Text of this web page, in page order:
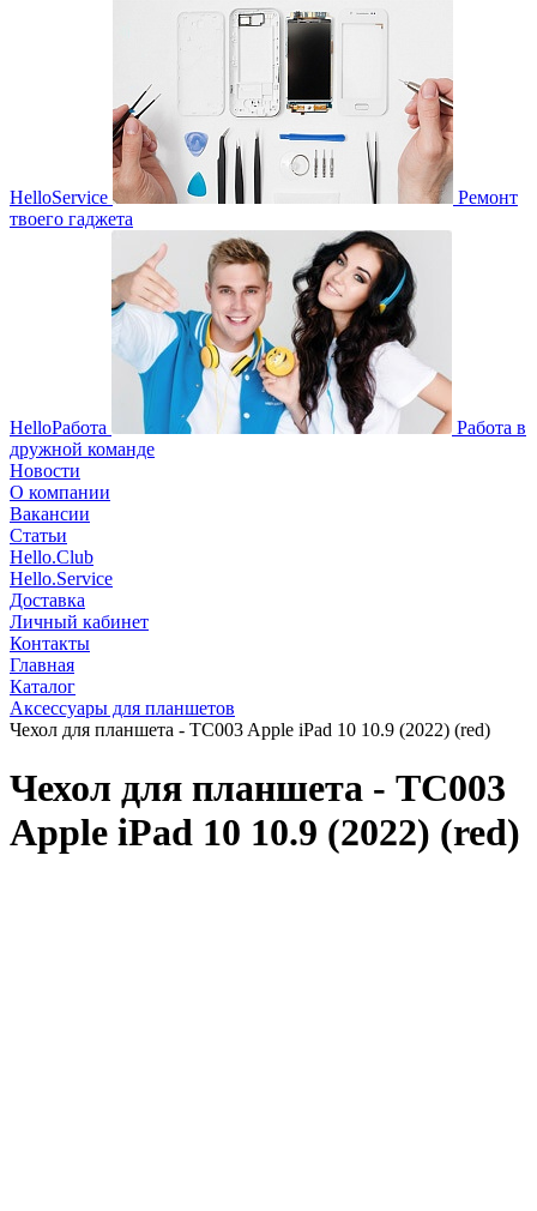
HelloService
Ремонт
твоего гаджета
HelloРабота
Работа в
дружной команде
Новости
О компании
Вакансии
Статьи
Hello.Club
Hello.Service
Доставка
Личный кабинет
Контакты
Главная
Каталог
Аксессуары для планшетов
Чехол для планшета - TC003 Apple iPad 10 10.9 (2022) (red)
Чехол для планшета - TC003
Apple iPad 10 10.9 (2022) (red)